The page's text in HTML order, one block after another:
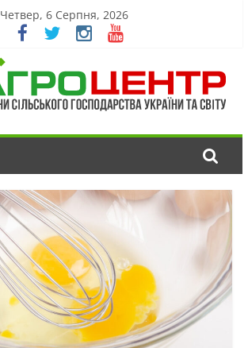
Четвер, 6 Серпня, 2026